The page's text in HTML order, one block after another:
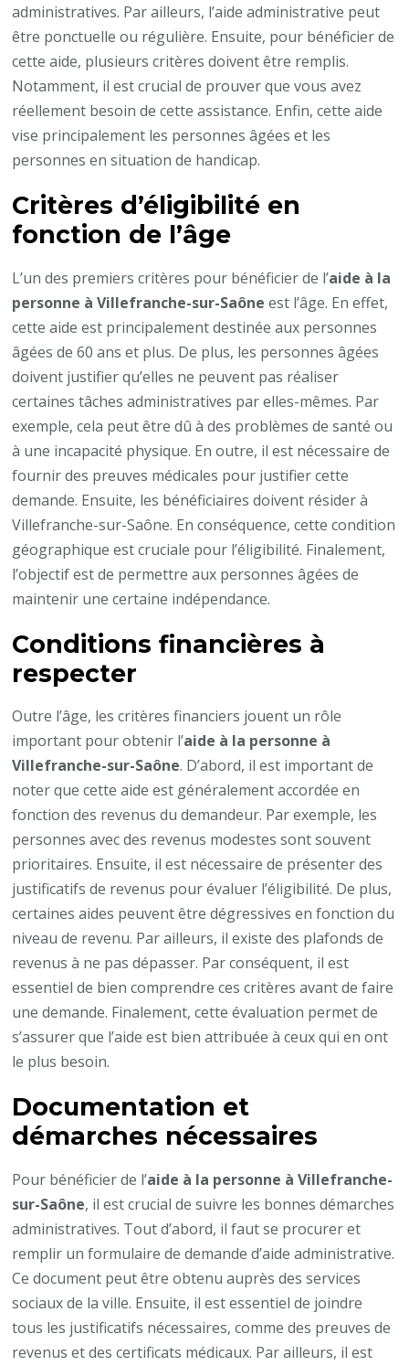
administratives. Par ailleurs, l’aide administrative peut
être ponctuelle ou régulière. Ensuite, pour bénéficier de
cette aide, plusieurs critères doivent être remplis.
Notamment, il est crucial de prouver que vous avez
réellement besoin de cette assistance. Enfin, cette aide
vise principalement les personnes âgées et les
personnes en situation de handicap.
Critères d’éligibilité en
fonction de l’âge
L’un des premiers critères pour bénéficier de l’aide à la
personne à Villefranche-sur-Saône est l’âge. En effet,
cette aide est principalement destinée aux personnes
âgées de 60 ans et plus. De plus, les personnes âgées
doivent justifier qu’elles ne peuvent pas réaliser
certaines tâches administratives par elles-mêmes. Par
exemple, cela peut être dû à des problèmes de santé ou
à une incapacité physique. En outre, il est nécessaire de
fournir des preuves médicales pour justifier cette
demande. Ensuite, les bénéficiaires doivent résider à
Villefranche-sur-Saône. En conséquence, cette condition
géographique est cruciale pour l’éligibilité. Finalement,
l’objectif est de permettre aux personnes âgées de
maintenir une certaine indépendance.
Conditions financières à
respecter
Outre l’âge, les critères financiers jouent un rôle
important pour obtenir l’aide à la personne à
Villefranche-sur-Saône. D’abord, il est important de
noter que cette aide est généralement accordée en
fonction des revenus du demandeur. Par exemple, les
personnes avec des revenus modestes sont souvent
prioritaires. Ensuite, il est nécessaire de présenter des
justificatifs de revenus pour évaluer l’éligibilité. De plus,
certaines aides peuvent être dégressives en fonction du
niveau de revenu. Par ailleurs, il existe des plafonds de
revenus à ne pas dépasser. Par conséquent, il est
essentiel de bien comprendre ces critères avant de faire
une demande. Finalement, cette évaluation permet de
s’assurer que l’aide est bien attribuée à ceux qui en ont
le plus besoin.
Documentation et
démarches nécessaires
Pour bénéficier de l’aide à la personne à Villefranche-
sur-Saône, il est crucial de suivre les bonnes démarches
administratives. Tout d’abord, il faut se procurer et
remplir un formulaire de demande d’aide administrative.
Ce document peut être obtenu auprès des services
sociaux de la ville. Ensuite, il est essentiel de joindre
tous les justificatifs nécessaires, comme des preuves de
revenus et des certificats médicaux. Par ailleurs, il est